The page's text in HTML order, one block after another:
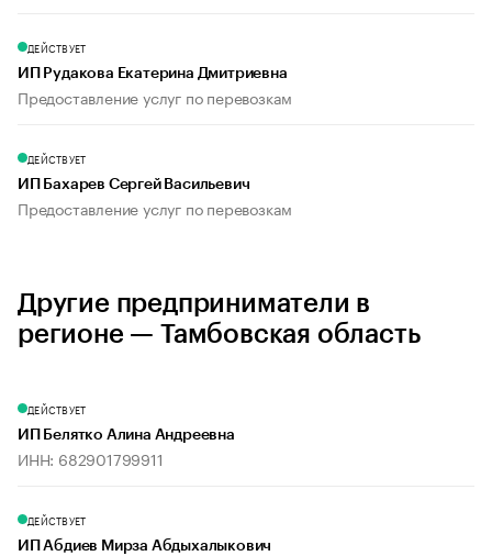
ДЕЙСТВУЕТ
ИП Рудакова Екатерина Дмитриевна
Предоставление услуг по перевозкам
ДЕЙСТВУЕТ
ИП Бахарев Сергей Васильевич
Предоставление услуг по перевозкам
Другие предприниматели в
регионе — Тамбовская область
ДЕЙСТВУЕТ
ИП Белятко Алина Андреевна
ИНН: 682901799911
ДЕЙСТВУЕТ
ИП Абдиев Мирза Абдыхалыкович